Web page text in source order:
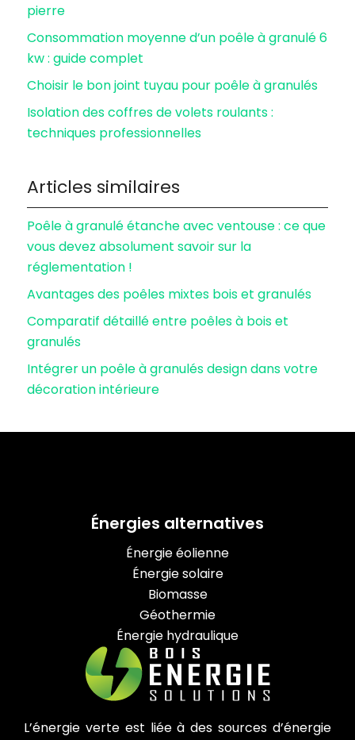
pierre
Consommation moyenne d’un poêle à granulé 6
kw : guide complet
Choisir le bon joint tuyau pour poêle à granulés
Isolation des coffres de volets roulants :
techniques professionnelles
Articles similaires
Poêle à granulé étanche avec ventouse : ce que
vous devez absolument savoir sur la
réglementation !
Avantages des poêles mixtes bois et granulés
Comparatif détaillé entre poêles à bois et
granulés
Intégrer un poêle à granulés design dans votre
décoration intérieure
Énergies alternatives
Énergie éolienne
Énergie solaire
Biomasse
Géothermie
Énergie hydraulique
L’énergie verte est liée à des sources d’énergie